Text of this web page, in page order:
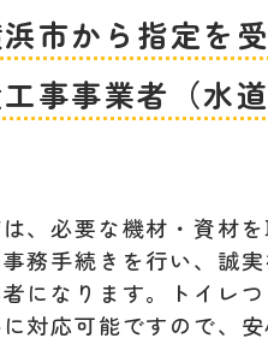
市から指定を
事事業者（水道
、必要な機材・資材
務手続きを行い、誠
になります。トイレ
対応可能ですので、